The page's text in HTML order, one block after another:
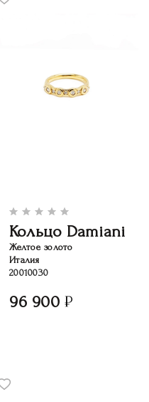
Кольцо Damiani
Желтое золото
Италия
20010030
96 900